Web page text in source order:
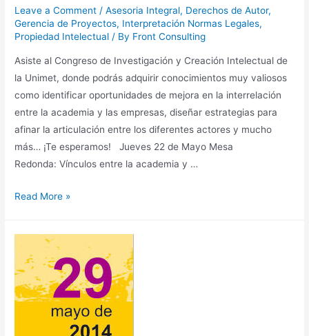
Leave a Comment /Asesoria Integral, Derechos de Autor,
Gerencia de Proyectos, Interpretación Normas Legales,
Propiedad Intelectual / By Front Consulting
Asiste al Congreso de Investigación y Creación Intelectual de
la Unimet, donde podrás adquirir conocimientos muy valiosos
como identificar oportunidades de mejora en la interrelación
entre la academia y las empresas, diseñar estrategias para
afinar la articulación entre los diferentes actores y mucho
más… ¡Te esperamos! Jueves 22 de Mayo Mesa
Redonda: Vínculos entre la academia y …
Read More »